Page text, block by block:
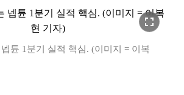
fullscreen
튠 1분기 실적 핵심. (이미지 = 이복